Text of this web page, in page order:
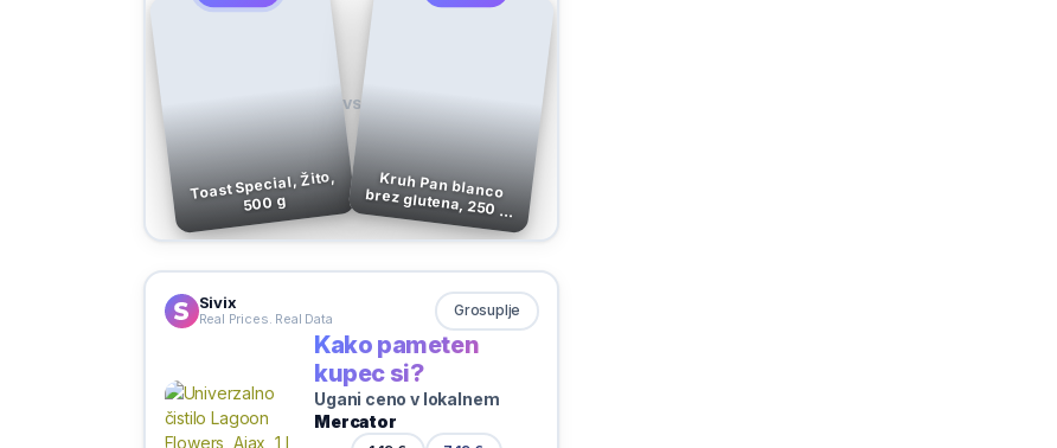
Toast Special, Žito,
500 g
VS
Kruh Pan blanco brez glutena, 250 g,
Schär
Sivix
Real Prices. Real Data Grosuplje
Kako pameten
kupec si?
Ugani ceno v lokalnem
Mercator